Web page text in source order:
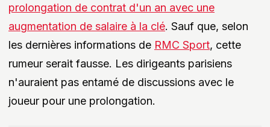
prolongation de contrat d'un an avec une
augmentation de salaire à la clé. Sauf que, selon
les dernières informations de RMC Sport, cette
rumeur serait fausse. Les dirigeants parisiens
n'auraient pas entamé de discussions avec le
joueur pour une prolongation.